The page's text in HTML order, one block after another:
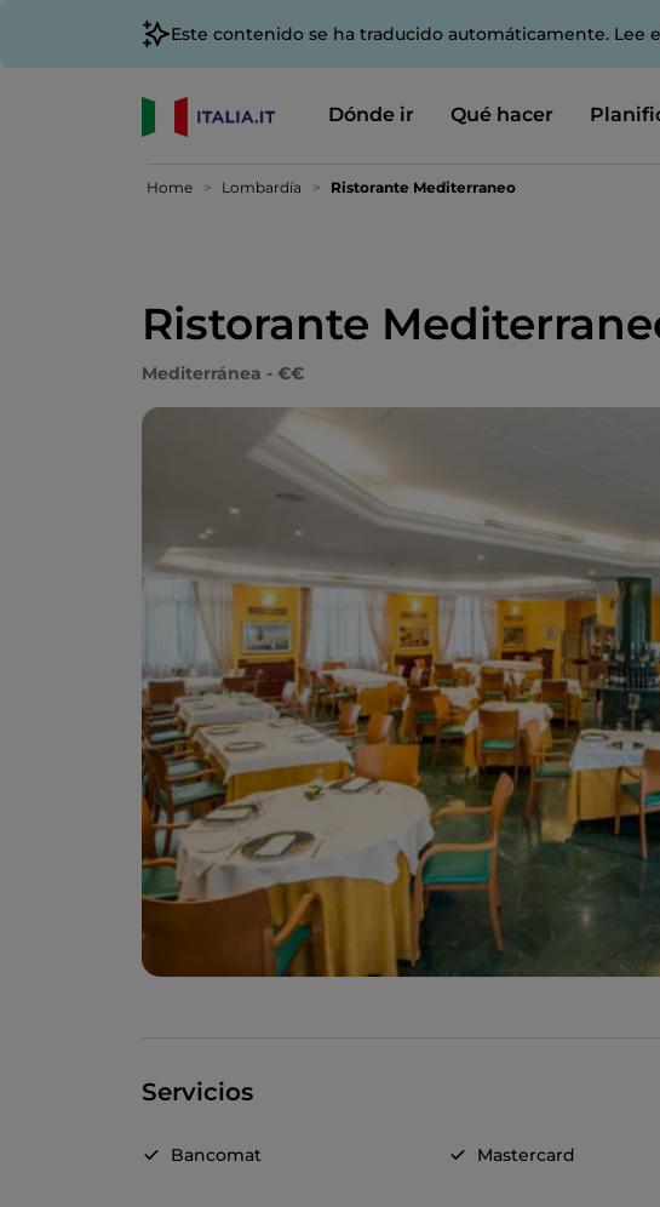
Este contenido se ha traducido automáticamente. Lee
Dónde ir Qué hacer
Home Lombardía Ristorante Mediterraneo
Ristorante
Mediterránea - €€
Servicios
Bancomat Mastercard